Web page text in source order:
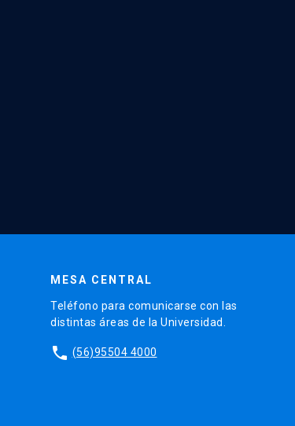
MESA CENTRAL
Teléfono para comunicarse con las
distintas áreas de la Universidad.
phone (56)95504 4000